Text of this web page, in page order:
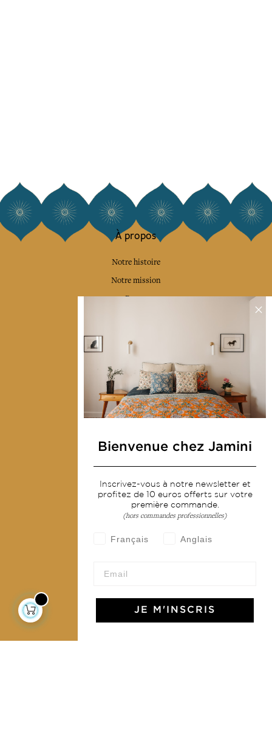
À propos
Notre histoire
Notre mission
Presse
Collections
Déco & Linge de maison
Linge de table
Sacs & pochettes
Services
Livraison & retour
CGV
Devenir revendeur
L'Art de Vivre Jamini
Bienvenue chez Jamini
Inscrivez-vous à notre newsletter et
profitez de 10 euros offerts sur votre
première commande.
(hors commandes professionnelles)
Français Anglais
JE M'INSCRIS